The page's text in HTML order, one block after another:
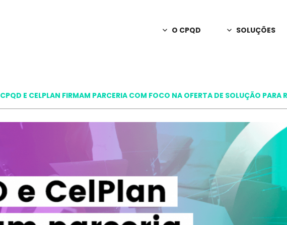
O CPQD
Releases
Programa de Parcerias
Relatório Anual
Trabalhe Conosco
Fale Conosco
SOLUÇÕES
Redes privativas
PD&I Sob
Inovação e
Interação
IA para canais
Orbill
Monetização,
CPQD E CELPLAN FIRMAM PARCERIA COM FOCO NA OFERTA DE SOLUÇÃO PARA